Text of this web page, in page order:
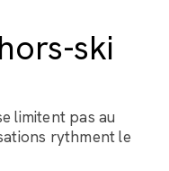
ski
limitent pas au
rythment le